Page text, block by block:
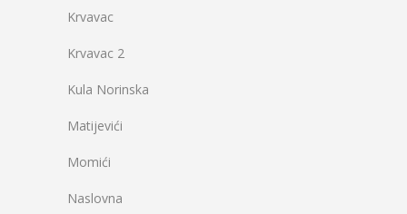
Krvavac
Krvavac 2
Kula Norinska
Matijevići
Momići
Naslovna